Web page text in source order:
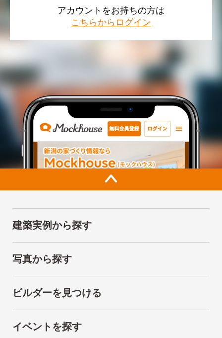
アカウントをお持ちの方は
こちらからログイン
建築実例から探す
写真から探す
ビルダーを見つける
イベントを探す